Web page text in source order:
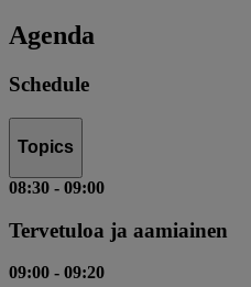
Agenda
Schedule
Topics
08:30 - 09:00
Tervetuloa ja aamiainen
09:00 - 09:20